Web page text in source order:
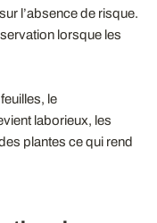
l’absence de risque.
lorsque les
le
laborieux, les
plantes ce qui rend